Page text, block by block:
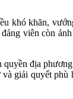
khó khăn,
viên còn
địa
giải quyết